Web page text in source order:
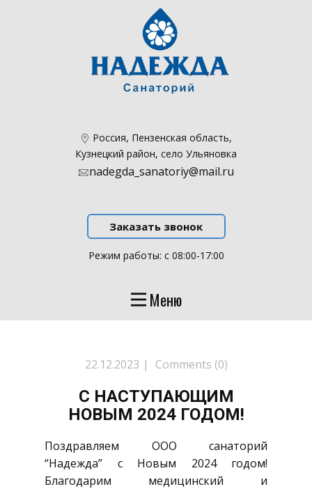
​Россия, Пензенская область,
Кузнецкий район, село Ульяновка
nadegda_sanatoriy@mail.ru
Заказать звонок
Режим работы: с 08:00-17:00
Меню
22.12.2023 Comments (0)
С НАСТУПАЮЩИМ
НОВЫМ 2024 ГОДОМ!
Поздравляем ООО санаторий
“Надежда” с Новым 2024 годом!
Благодарим медицинский и